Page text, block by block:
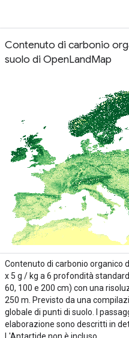
Contenuto di carbonio
suolo di OpenLandMap
Contenuto di carbonio organico
x 5 g / kg a 6 profondità
60, 100 e 200 cm) con una
250 m. Previsto da una
globale di punti di suolo. I
elaborazione sono descritti in